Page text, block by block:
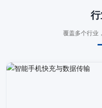
覆盖多个行业